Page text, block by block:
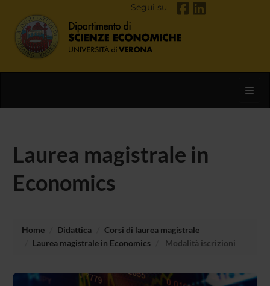
Segui su
Laurea magistrale in
Economics
Home Didattica
Corsi di laurea magistrale
Laurea magistrale in Economics
Modalità iscrizioni